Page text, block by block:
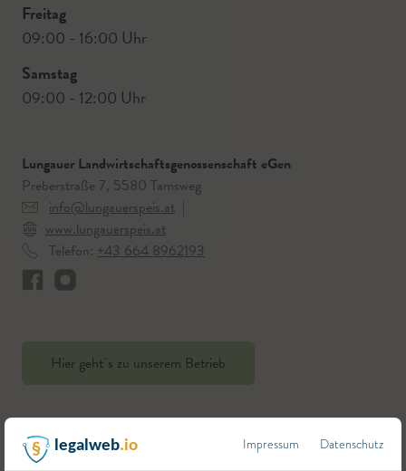
Freitag
09:00 - 16:00 Uhr
Samstag
09:00 - 12:00 Uhr
Lungauer Landwirtschaftsgenossenschaft eGen
Preberstraße 7, 5580 Tamsweg
info@lungauerspeis.at |
www.lungauerspeis.at
Telefon: +43 664 8962193
Hier geht`s zu unserem Betrieb
legalweb.io Impressum Datenschutz